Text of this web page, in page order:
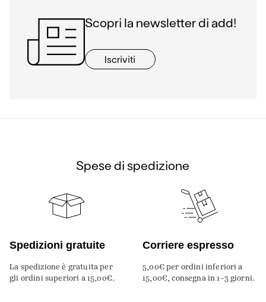
Scopri la newsletter di add!
Iscriviti
Spese di spedizione
Spedizioni gratuite
La spedizione è gratuita per
gli ordini superiori a 15,00€.
Corriere espresso
5,00€ per ordini inferiori a
15,00€, consegna in 1-3 giorni.